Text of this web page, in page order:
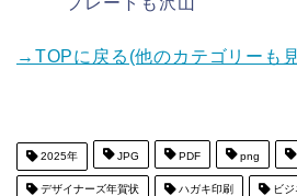
→TOPに戻る(他のカテゴリーも
2025年 JPG PDF png
デザイナーズ年賀状 ハガキ印刷 ビジ